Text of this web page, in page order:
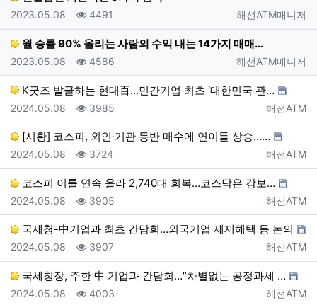
등록자
해선ATM매니저
등록일
2023.05.08 조회
4491
월 승률 90% 올리는 사람의 수익 내는 14가지 매매…
등록자
해선ATM매니저
등록일
2023.05.08 조회
4586
K굿즈 발굴하는 현대百...민간기업 최초 ‘대한민국 관…
등록자
해선ATM
등록일
2024.05.08 조회
3985
[시황] 코스피, 외인·기관 동반 매수에 연이틀 상승……
등록자
해선ATM
등록일
2024.05.08 조회
3724
코스피 이틀 연속 올라 2,740대 회복…코스닥은 강보…
등록자
해선ATM
등록일
2024.05.08 조회
3905
국세청-中기업과 최초 간담회…외국기업 세제혜택 등 논의
등록자
해선ATM
등록일
2024.05.08 조회
3907
국세청장, 주한 中 기업과 간담회…“차별없는 공정과세 …
등록자
해선ATM
등록일
2024.05.08 조회
4003